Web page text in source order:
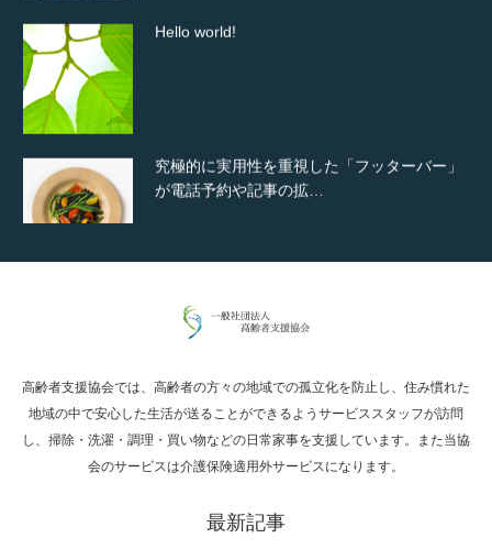
高度な広告管理機能を搭載。広告のランダム
ズーム・スライド・フェードの3種類から選
択可能な洗練されたホ…
変幻自在、あらゆる業種に対応可能な新しい
高齢者支援協会では、高齢者の方々の地域での孤立化を防止し、住み慣れた
地域の中で安心した生活が送ることができるようサービススタッフが訪問
し、掃除・洗濯・調理・買い物などの日常家事を支援しています。また当協
会のサービスは介護保険適用外サービスになります。
最新記事